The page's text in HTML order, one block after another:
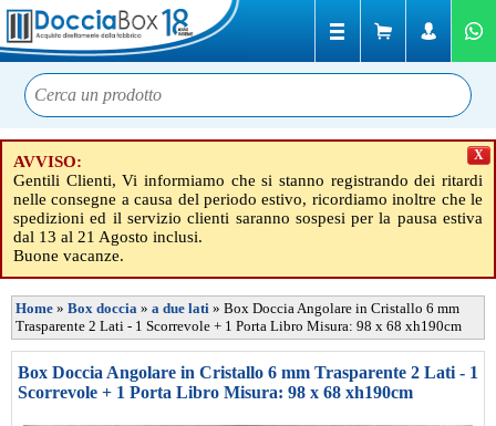
AVVISO:
Gentili Clienti, Vi informiamo che si stanno registrando dei ritardi
nelle consegne a causa del periodo estivo, ricordiamo inoltre che le
spedizioni ed il servizio clienti saranno sospesi per la pausa estiva
dal 13 al 21 Agosto inclusi.
Buone vacanze.
X
Home » Box doccia » a due lati » Box Doccia Angolare in Cristallo 6 mm
Trasparente 2 Lati - 1 Scorrevole + 1 Porta Libro Misura: 98 x 68 xh190cm
Box Doccia Angolare in Cristallo 6 mm Trasparente 2 Lati - 1
Scorrevole + 1 Porta Libro Misura: 98 x 68 xh190cm